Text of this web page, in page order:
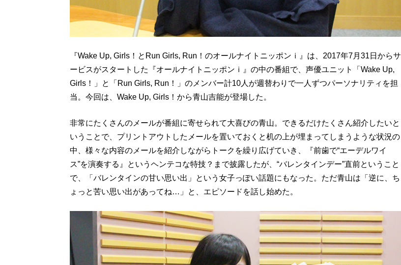
『Wake Up, Girls！とRun Girls, Run！のオールナイトニッポンｉ』は、2017年7月31日からサ
ービスがスタートした『オールナイトニッポンｉ』の中の番組で、声優ユニット「Wake Up,
Girls！」と「Run Girls, Run！」のメンバー計10人が週替わりで一人ずつパーソナリティを担
当。今回は、Wake Up, Girls！から青山吉能が登場した。
非常にたくさんのメールが番組に寄せられて大喜びの青山。できるだけたくさん紹介したいと
いうことで、プリントアウトしたメールを置いておくと机の上が埋まってしまうような状況の
中、様々な内容のメールを紹介しながらトークを繰り広げていき、『前歯で“エーデルワイ
ス”を演奏する』というヘンテコな特技？まで披露したが、“バレンタインデー”直前ということ
で、「バレンタインの甘い思い出」という女子っぽい話題にもなった。ただ青山は「逆に、ち
ょっと苦い思い出があってね…」と、エピソードを話し始めた。